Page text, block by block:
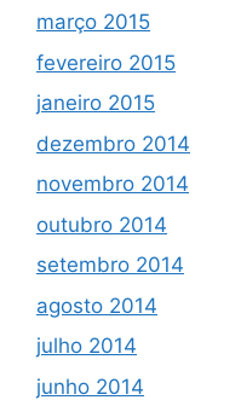
março 2015
fevereiro 2015
janeiro 2015
dezembro 2014
novembro 2014
outubro 2014
setembro 2014
agosto 2014
julho 2014
junho 2014